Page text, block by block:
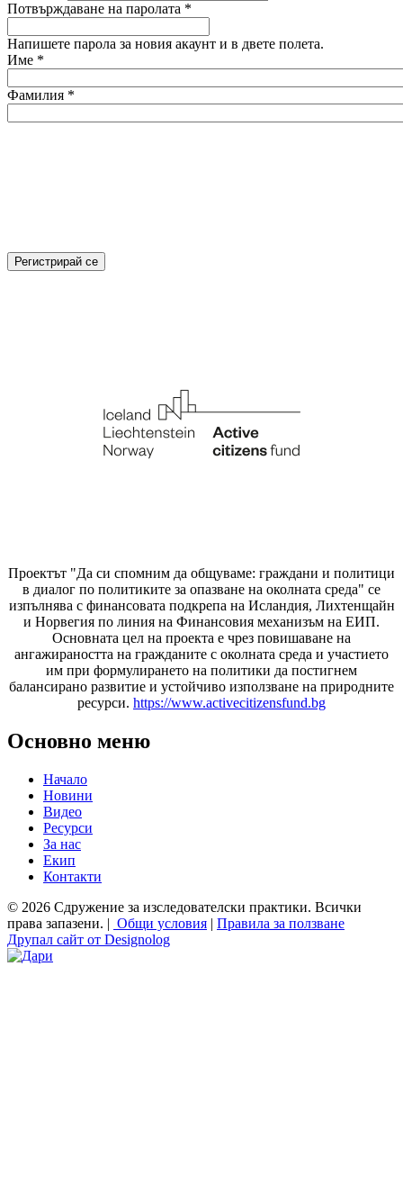
Потвърждаване на паролата *
Напишете парола за новия акаунт и в двете полета.
Име *
Фамилия *
Проектът "Да си спомним да общуваме: граждани и политици
в диалог по политиките за опазване на околната среда" се
изпълнява с финансовата подкрепа на Исландия, Лихтенщайн
и Норвегия по линия на Финансовия механизъм на ЕИП.
Основната цел на проекта е чрез повишаване на
ангажираността на гражданите с околната среда и участието
им при формулирането на политики да постигнем
балансирано развитие и устойчиво използване на природните
ресурси. https://www.activecitizensfund.bg
Основно меню
Начало
Новини
Видео
Ресурси
За нас
Екип
Контакти
© 2026 Сдружение за изследователски практики. Всички
права запазени. | Общи условия | Правила за ползване
Друпал сайт от Designolog